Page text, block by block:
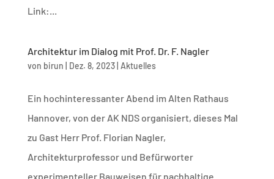
Link:...
Architektur im Dialog mit Prof. Dr. F. Nagler
von birun Dez. 8, 2023| Aktuelles
Ein hochinteressanter Abend im Alten Rathaus
Hannover, von der AK NDS organisiert, dieses Mal
zu Gast Herr Prof. Florian Nagler,
Architekturprofessor und Befürworter
experimenteller Bauweisen für nachhaltige